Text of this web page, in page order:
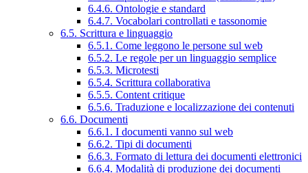
6.4.6. Ontologie e standard
6.4.7. Vocabolari controllati e tassonomie
6.5. Scrittura e linguaggio
6.5.1. Come leggono le persone sul web
6.5.2. Le regole per un linguaggio semplice
6.5.3. Microtesti
6.5.4. Scrittura collaborativa
6.5.5. Content critique
6.5.6. Traduzione e localizzazione dei contenuti
6.6. Documenti
6.6.1. I documenti vanno sul web
6.6.2. Tipi di documenti
6.6.3. Formato di lettura dei documenti elettronici
6.6.4. Modalità di produzione dei documenti